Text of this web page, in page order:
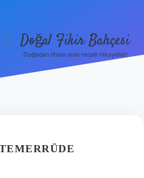
menüyüDoğal Fikir Bahçesi
Doğadan ilham alan neşeli hikayeler!